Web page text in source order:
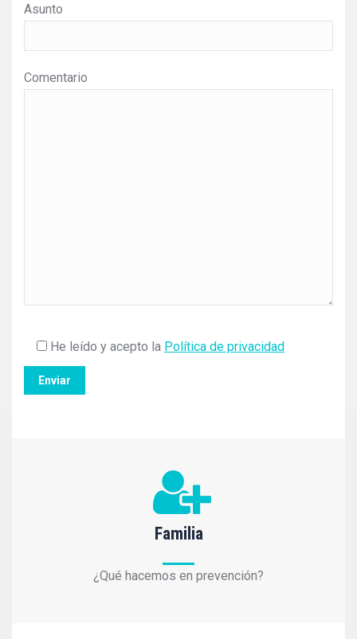
Asunto
Comentario
He leído y acepto la Política de privacidad
Familia
¿Qué hacemos en prevención?